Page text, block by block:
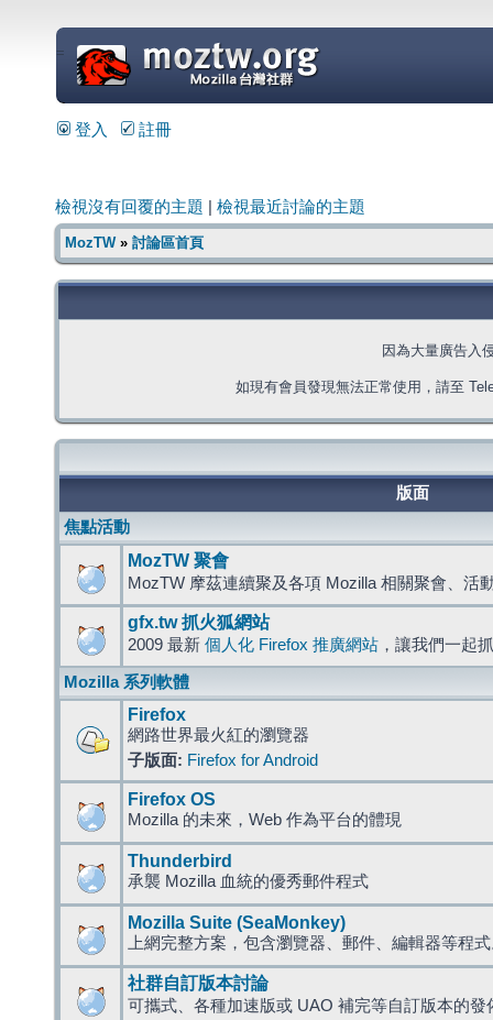
=
登入 註冊
檢視沒有回覆的主題 檢視最近討論的主題
MozTW» 討論區首頁
因為大量廣告入
如現有會員發現無法正常使用，請至
版面
焦點活動
MozTW 聚會
MozTW 摩茲連續聚及各項 Mozilla 相關聚會、活
gfx.tw 抓火狐網站
2009 最新 個人化 Firefox 推廣網站 ，讓我們一起
Mozilla 系列軟體
Firefox
網路世界最火紅的瀏覽器
子版面: Firefox for Android
Firefox OS
Mozilla 的未來，Web 作為平台的體現
Thunderbird
承襲 Mozilla 血統的優秀郵件程式
Mozilla Suite (SeaMonkey)
上網完整方案，包含瀏覽器、郵件、編輯器等程
社群自訂版本討論
可攜式、各種加速版或 UAO 補完等自訂版本的發